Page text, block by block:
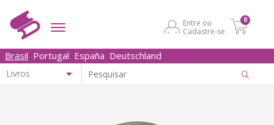
Entre ou
Cadastre-se
0
Brasil Portugal España Deutschland